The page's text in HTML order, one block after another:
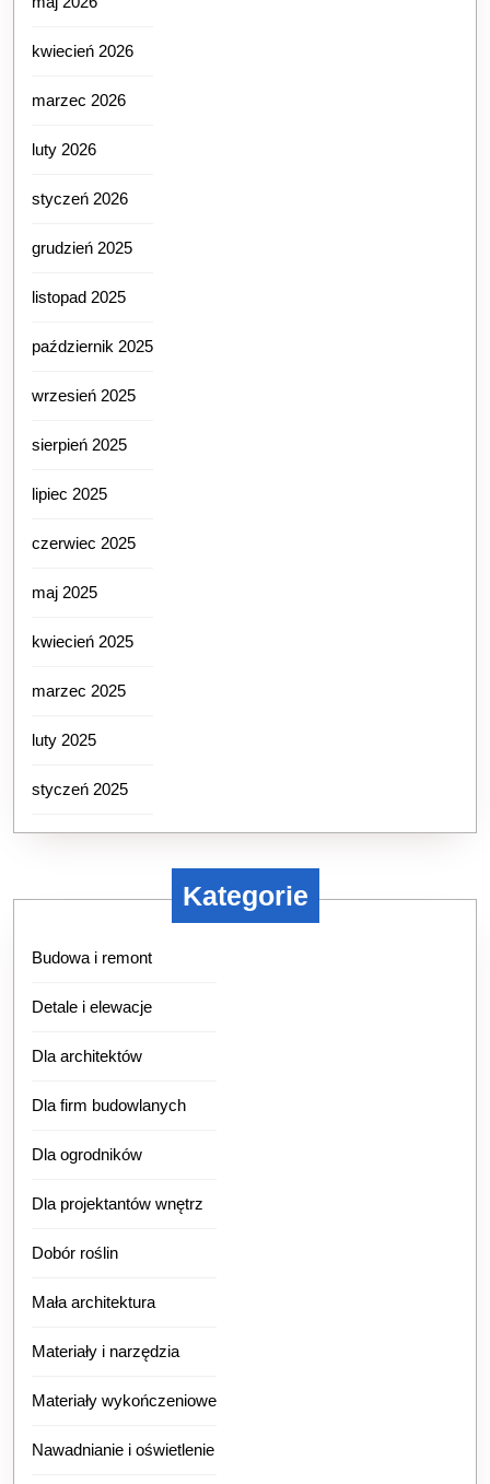
kwiecień 2026
marzec 2026
luty 2026
styczeń 2026
grudzień 2025
listopad 2025
październik 2025
wrzesień 2025
sierpień 2025
lipiec 2025
czerwiec 2025
maj 2025
kwiecień 2025
marzec 2025
luty 2025
styczeń 2025
Kategorie
Budowa i remont
Detale i elewacje
Dla architektów
Dla firm budowlanych
Dla ogrodników
Dla projektantów wnętrz
Dobór roślin
Mała architektura
Materiały i narzędzia
Materiały wykończeniowe
Nawadnianie i oświetlenie